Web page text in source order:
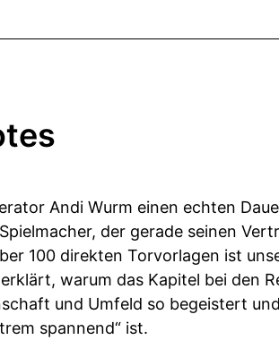
Andi Wurm einen echten
der gerade seinen
100 direkten Torvorlagen ist
warum das Kapitel bei den
und Umfeld so begeistert
spannend“ ist.